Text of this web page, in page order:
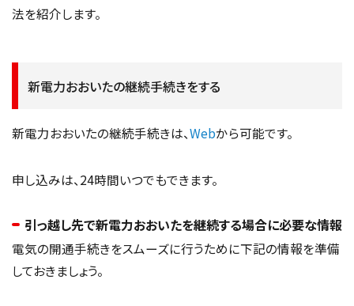
法を紹介します。
新電力おおいたの継続手続きをする
新電力おおいたの継続手続きは、Webから可能です。
申し込みは、24時間いつでもできます。
引っ越し先で新電力おおいたを継続する場合に必要な情報
電気の開通手続きをスムーズに行うために下記の情報を準備
しておきましょう。